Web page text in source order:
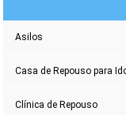
Asilos
Casa de Repouso para
Clínica de Repouso